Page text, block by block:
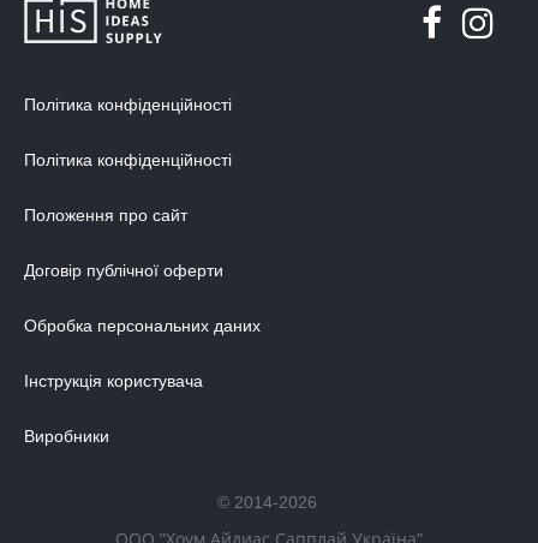
Політика конфіденційності
Політика конфіденційності
Положення про сайт
Договір публічної оферти
Обробка персональних даних
Інструкція користувача
Виробники
© 2014-2026